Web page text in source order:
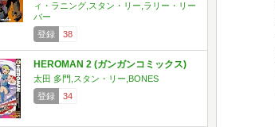
ィ・ラニング,スタン・リー,ラリー・リー
バー
登録
38
HEROMAN 2 (ガンガンコミックス)
太田 多門,スタン・リー,BONES
登録
34